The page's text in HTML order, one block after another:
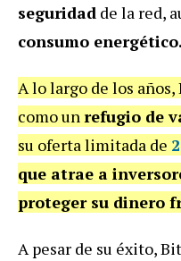
seguridad de la red,
consumo energético.
A lo largo de los
como unrefugio de
su oferta limitada de
que atrae a
proteger su dinero
A pesar de su éxito,